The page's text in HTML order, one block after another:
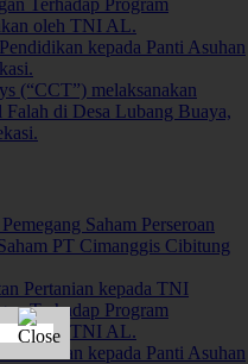
Terhadap Program
oleh TNI AL.
kepada Panti Asuhan
(“CCT”) melaksanakan
di Desa Lubang Buaya,
Saham Perseroan
PT Cimanggis Cibitung
Pertanian kepada TNI
Terhadap Program
oleh TNI AL.
kepada Panti Asuhan